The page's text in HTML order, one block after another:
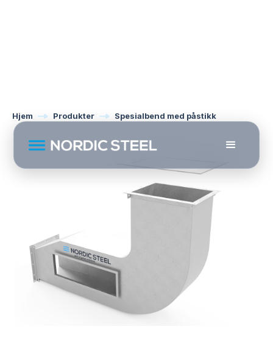
Hjem Produkter Spesialbend med påstikk